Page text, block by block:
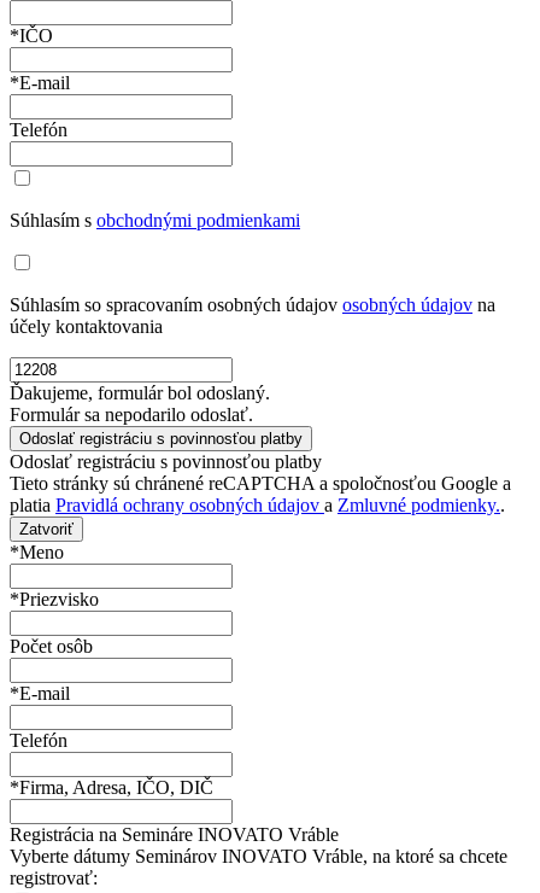
*IČO
*E-mail
Telefón
Súhlasím s obchodnými podmienkami
Súhlasím so spracovaním osobných údajov osobných údajov na
účely kontaktovania
Ďakujeme, formulár bol odoslaný.
Formulár sa nepodarilo odoslať.
Odoslať registráciu s povinnosťou platby
Tieto stránky sú chránené reCAPTCHA a spoločnosťou Google a
platia Pravidlá ochrany osobných údajov a Zmluvné podmienky..
Zatvoriť
*Meno
*Priezvisko
Počet osôb
*E-mail
Telefón
*Firma, Adresa, IČO, DIČ
Registrácia na Semináre INOVATO Vráble
Vyberte dátumy Seminárov INOVATO Vráble, na ktoré sa chcete
registrovať: